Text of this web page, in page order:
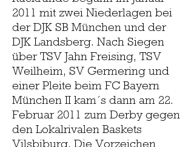
2011 mit zwei Niederlagen bei
der DJK SB München und der
DJK Landsberg. Nach Siegen
über TSV Jahn Freising, TSV
Weilheim, SV Germering und
einer Pleite beim FC Bayern
München II kam´s dann am 22.
Februar 2011 zum Derby gegen
den Lokalrivalen Baskets
Vilsbiburg. Die Vorzeichen